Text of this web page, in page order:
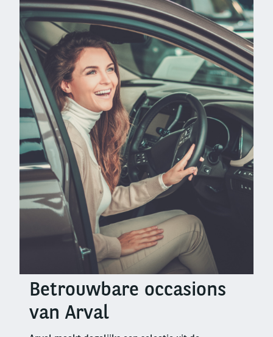
Right
columnBetrouwbare occasions
van Arval